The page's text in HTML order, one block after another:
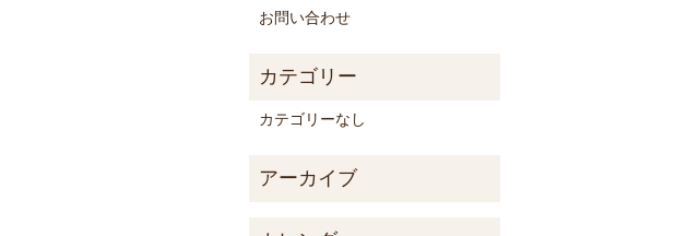
お問い合わせ
カテゴリーなし